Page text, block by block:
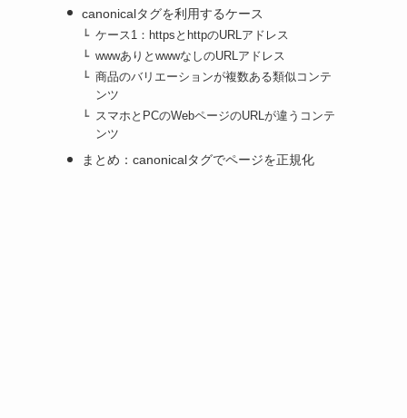
canonicalタグを利用するケース
ケース1：httpsとhttpのURLアドレス
wwwありとwwwなしのURLアドレス
商品のバリエーションが複数ある類似コンテ
ンツ
スマホとPCのWebページのURLが違うコンテ
ンツ
まとめ：canonicalタグでページを正規化